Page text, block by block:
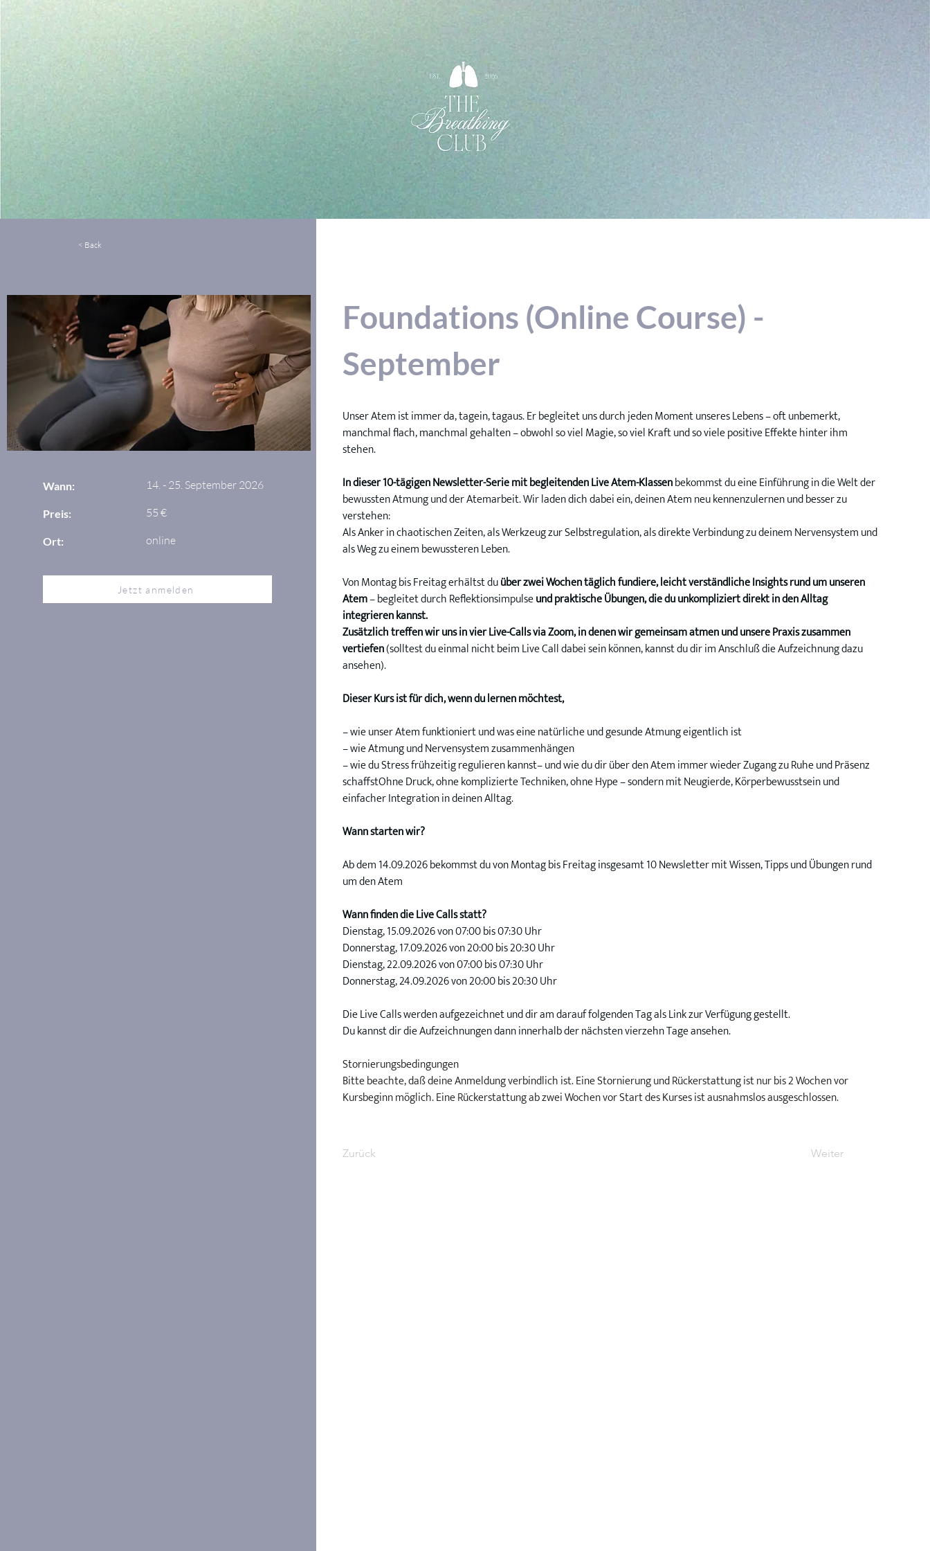
< Back
Wann:
Preis:
Ort:
14. - 25. September 2026
55 €
online
Jetzt anmelden
Foundations (Online Course) -
September
Unser Atem ist immer da, tagein, tagaus. Er begleitet uns durch jeden Moment unseres Lebens – oft unbemerkt,
manchmal flach, manchmal gehalten – obwohl so viel Magie, so viel Kraft und so viele positive Effekte hinter ihm
stehen.
In dieser 10-tägigen Newsletter-Serie mit begleitenden Live Atem-Klassen bekommst du eine Einführung in die Welt der
bewussten Atmung und der Atemarbeit. Wir laden dich dabei ein, deinen Atem neu kennenzulernen und besser zu
verstehen:
Als Anker in chaotischen Zeiten, als Werkzeug zur Selbstregulation, als direkte Verbindung zu deinem Nervensystem und
als Weg zu einem bewussteren Leben.
Von Montag bis Freitag erhältst du über zwei Wochen täglich fundiere, leicht verständliche Insights rund um unseren
Atem – begleitet durch Reflektionsimpulse und praktische Übungen, die du unkompliziert direkt in den Alltag
integrieren kannst.
Zusätzlich treffen wir uns in vier Live-Calls via Zoom, in denen wir gemeinsam atmen und unsere Praxis zusammen
vertiefen (solltest du einmal nicht beim Live Call dabei sein können, kannst du dir im Anschluß die Aufzeichnung dazu
ansehen).
Dieser Kurs ist für dich, wenn du lernen möchtest,
– wie unser Atem funktioniert und was eine natürliche und gesunde Atmung eigentlich ist
– wie Atmung und Nervensystem zusammenhängen
– wie du Stress frühzeitig regulieren kannst– und wie du dir über den Atem immer wieder Zugang zu Ruhe und Präsenz
schaffstOhne Druck, ohne komplizierte Techniken, ohne Hype – sondern mit Neugierde, Körperbewusstsein und
einfacher Integration in deinen Alltag.​​​​
Wann starten wir?
Ab dem 14.09.2026 bekommst du von Montag bis Freitag insgesamt 10 Newsletter mit Wissen, Tipps und Übungen rund
um den Atem
Wann finden die Live Calls statt?
Dienstag, 15.09.2026 von 07:00 bis 07:30 Uhr
Donnerstag, 17.09.2026 von 20:00 bis 20:30 Uhr
Dienstag, 22.09.2026 von 07:00 bis 07:30 Uhr
Donnerstag, 24.09.2026 von 20:00 bis 20:30 Uhr
Die Live Calls werden aufgezeichnet und dir am darauf folgenden Tag als Link zur Verfügung gestellt.
Du kannst dir die Aufzeichnungen dann innerhalb der nächsten vierzehn Tage ansehen.
Stornierungsbedingungen
Bitte beachte, daß deine Anmeldung verbindlich ist. Eine Stornierung und Rückerstattung ist nur bis 2 Wochen vor
Kursbeginn möglich. Eine Rückerstattung ab zwei Wochen vor Start des Kurses ist ausnahmslos ausgeschlossen.
Zurück Weiter